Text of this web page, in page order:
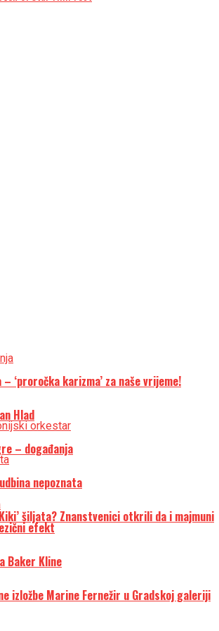
‘proročka karizma’ za naše vrijeme!
Hlad
– događanja
nepoznata
šiljata? Znanstvenici otkrili da i majmuni
efekt
Baker Kline
izložbe Marine Fernežir u Gradskoj galeriji